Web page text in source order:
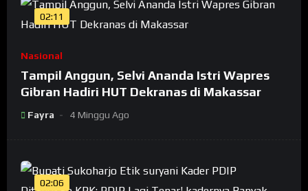
02:11
Nasional
Tampil Anggun, Selvi Ananda Istri Wapres
Gibran Hadiri HUT Dekranas di Makassar
Fayra 4 Minggu Ago
02:06